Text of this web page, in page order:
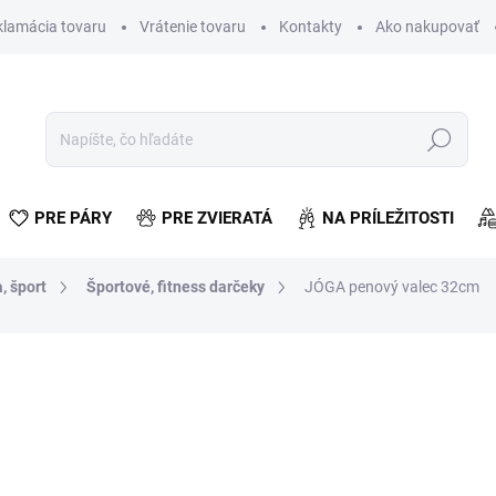
tovaru Vrátenie tovaru Kontakty Ako nakupovať
Hľadať
PRE PÁRY PRE ZVIERATÁ NA PRÍLEŽITOSTI
šport Športové, fitness darčeky JÓGA penový valec 32cm